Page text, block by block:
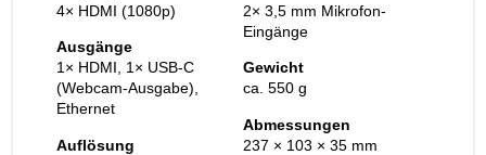
4× HDMI (1080p)
Ausgänge
1× HDMI, 1× USB-C
(Webcam-Ausgabe),
Ethernet
Auflösung
2× 3,5 mm Mikrofon-
Eingänge
Gewicht
ca. 550 g
Abmessungen
237 × 103 × 35 mm